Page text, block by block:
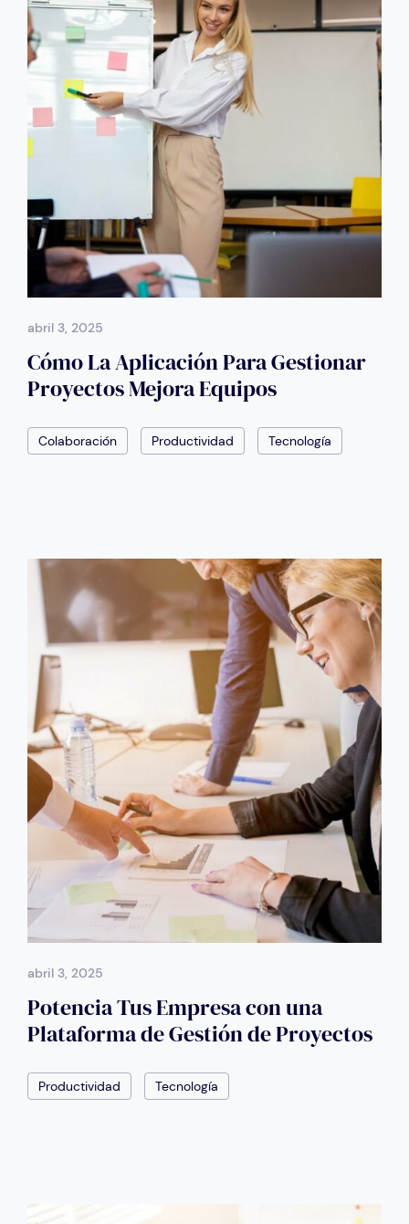
abril 3, 2025
Cómo La Aplicación Para Gestionar
Proyectos Mejora Equipos
Colaboración Productividad Tecnología
abril 3, 2025
Potencia Tus Empresa con una
Plataforma de Gestión de Proyectos
Productividad Tecnología